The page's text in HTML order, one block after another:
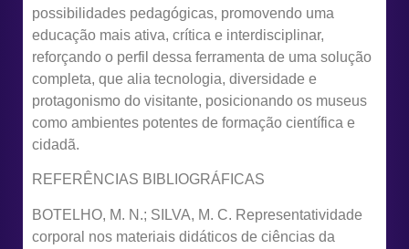
possibilidades pedagógicas, promovendo uma
educação mais ativa, crítica e interdisciplinar,
reforçando o perfil dessa ferramenta de uma solução
completa, que alia tecnologia, diversidade e
protagonismo do visitante, posicionando os museus
como ambientes potentes de formação científica e
cidadã.
REFERÊNCIAS BIBLIOGRÁFICAS
BOTELHO, M. N.; SILVA, M. C. Representatividade
corporal nos materiais didáticos de ciências da